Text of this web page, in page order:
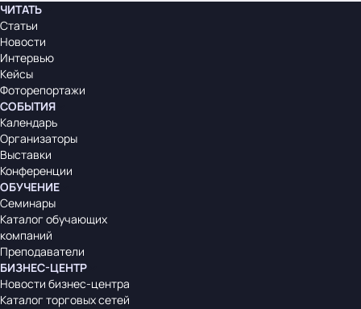
ЧИТАТЬ
Статьи
Новости
Интервью
Кейсы
Фоторепортажи
СОБЫТИЯ
Календарь
Организаторы
Выставки
Конференции
ОБУЧЕНИЕ
Семинары
Каталог обучающих
компаний
Преподаватели
БИЗНЕС-ЦЕНТР
Новости бизнес-центра
Каталог торговых сетей